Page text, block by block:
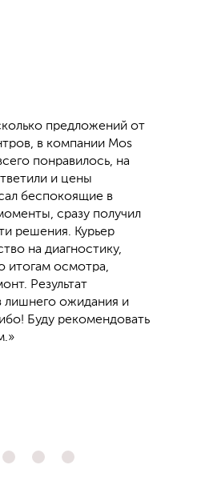
предложений от
в компании Mos
понравилось, на
и цены
беспокоящие в
сразу получил
решения. Курьер
на диагностику,
итогам осмотра,
Результат
лишнего ожидания и
Буду рекомендовать